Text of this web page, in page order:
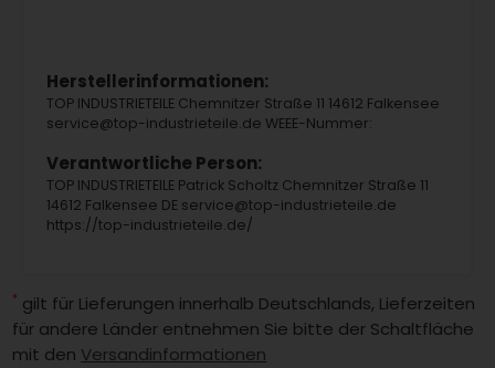
Herstellerinformationen:
TOP INDUSTRIETEILE Chemnitzer Straße 11 14612 Falkensee
service@top-industrieteile.de WEEE-Nummer:
Verantwortliche Person:
TOP INDUSTRIETEILE Patrick Scholtz Chemnitzer Straße 11
14612 Falkensee DE service@top-industrieteile.de
https://top-industrieteile.de/
* gilt für Lieferungen innerhalb Deutschlands, Lieferzeiten
für andere Länder entnehmen Sie bitte der Schaltfläche
mit den Versandinformationen